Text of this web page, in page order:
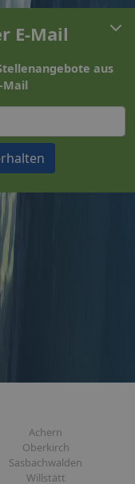
E-Mail
aus
Mail
Achern
Oberkirch
Sasbachwalden
Willstätt